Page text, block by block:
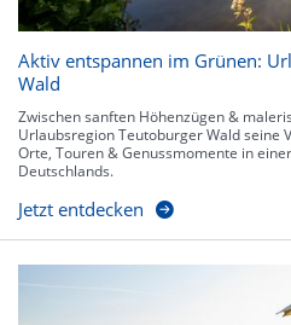
Aktiv entspannen im Grünen:
Wald
Zwischen sanften Höhenzügen &
Urlaubsregion Teutoburger Wald seine
Orte, Touren & Genussmomente in
Deutschlands.
Jetzt entdecken